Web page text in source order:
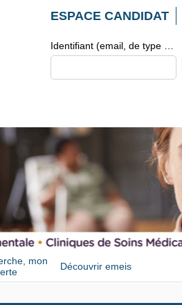
ESPACE CANDIDAT
mon
Découvrir emeis